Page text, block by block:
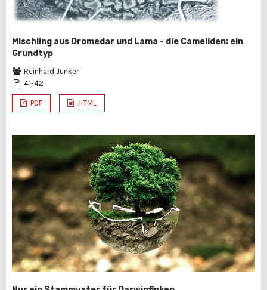
Mischling aus Dromedar und Lama - die Cameliden: ein
Grundtyp
Reinhard Junker
41-42
PDF HTML